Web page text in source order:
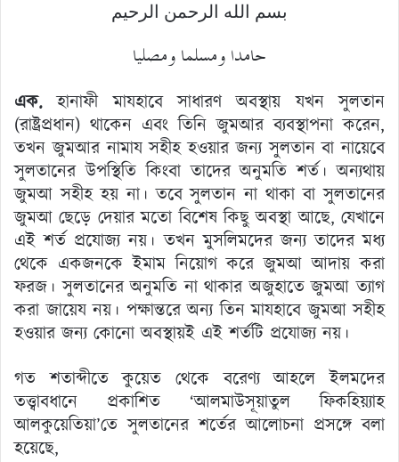
بسم الله الرحمن الرحيم
حامدا ومسلما ومصليا
এক.হানাফী মাযহাবে সাধারণ অবস্থায় যখন সুলতান
(রাষ্ট্রপ্রধান) থাকেন এবং তিনি জুমআর ব্যবস্থাপনা করেন,
তখন জুমআর নামায সহীহ হওয়ার জন্য সুলতান বা নায়েবে
সুলতানের উপস্থিতি কিংবা তাদের অনুমতি শর্ত। অন্যথায়
জুমআ সহীহ হয় না। তবে সুলতান না থাকা বা সুলতানের
জুমআ ছেড়ে দেয়ার মতো বিশেষ কিছু অবস্থা আছে, যেখানে
এই শর্ত প্রযোজ্য নয়। তখন মুসলিমদের জন্য তাদের মধ্য
থেকে একজনকে ইমাম নিয়োগ করে জুমআ আদায় করা
ফরজ। সুলতানের অনুমতি না থাকার অজুহাতে জুমআ ত্যাগ
করা জায়েয নয়। পক্ষান্তরে অন্য তিন মাযহাবে জুমআ সহীহ
হওয়ার জন্য কোনো অবস্থায়ই এই শর্তটি প্রযোজ্য নয়।
গত শতাব্দীতে কুয়েত থেকে বরেণ্য আহলে ইলমদের
তত্ত্বাবধানে প্রকাশিত ‘আলমাউসূয়াতুল ফিকহিয়্যাহ
আলকুয়েতিয়া’তে সুলতানের শর্তের আলোচনা প্রসঙ্গে বলা
হয়েছে,